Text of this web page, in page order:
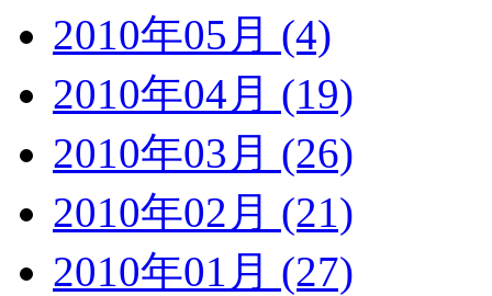
2010年05月 (4)
2010年04月 (19)
2010年03月 (26)
2010年02月 (21)
2010年01月 (27)